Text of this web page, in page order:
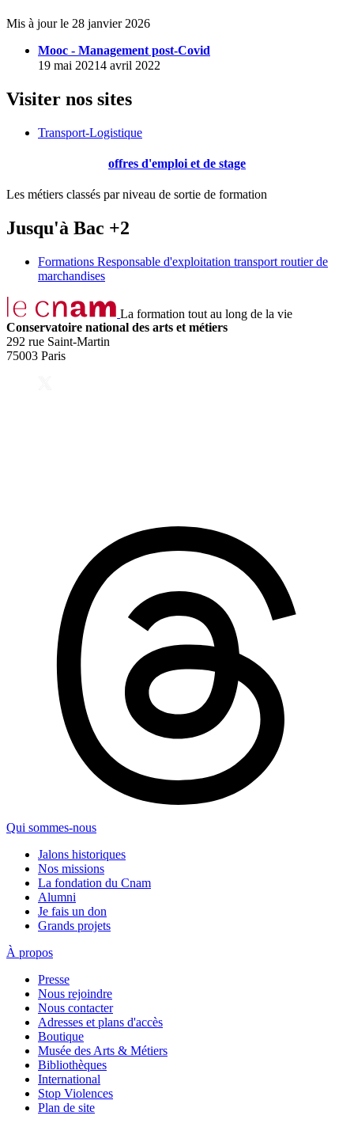
Mis à jour le 28 janvier 2026
Mooc - Management post-Covid
19 mai 20214 avril 2022
Visiter nos sites
Transport-Logistique
offres d'emploi et de stage
Les métiers classés par niveau de sortie de formation
Jusqu'à Bac +2
Formations Responsable d'exploitation transport routier de
marchandises
La formation tout au long de la vie
Conservatoire national des arts et métiers
292 rue Saint-Martin
75003 Paris
Qui sommes-nous
Jalons historiques
Nos missions
La fondation du Cnam
Alumni
Je fais un don
Grands projets
À propos
Presse
Nous rejoindre
Nous contacter
Adresses et plans d'accès
Boutique
Musée des Arts & Métiers
Bibliothèques
International
Stop Violences
Plan de site